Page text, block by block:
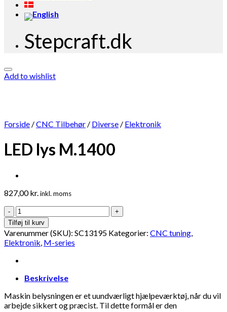
Stepcraft.dk
Add to wishlist
Forside /CNC Tilbehør / Diverse / Elektronik
LED lys M.1400
827,00kr. inkl. moms
LED
lys
M.1400
antal
Tilføj til kurv
Varenummer (SKU): SC13195 Kategorier: CNC tuning
Elektronik M-series
Beskrivelse
Maskin belysningen er et uundværligt hjælpeværktøj, når du vil
arbejde sikkert og præcist. Til dette formål er den